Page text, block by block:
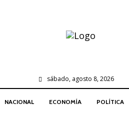
sábado, agosto 8, 2026
NACIONAL ECONOMÍA POLÍTICA